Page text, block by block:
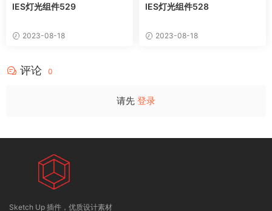
IES灯光组件529
2023-08-18
IES灯光组件528
2023-08-18
评论 0
请先 登录
Sketch Up 插件，优质设计素材